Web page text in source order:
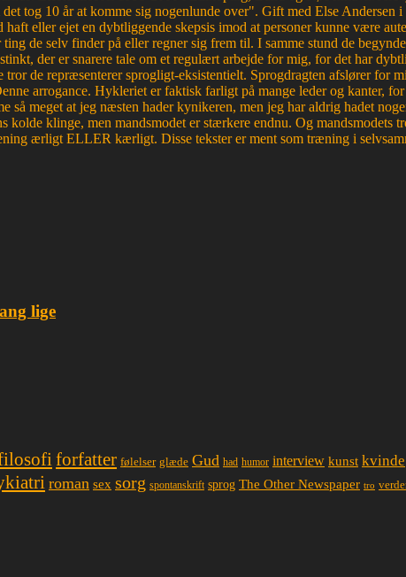
tog 10 år at komme sig nogenlunde over". Gift med Else Andersen
eller ejet en dybtliggende skepsis imod at personer kunne være
de selv finder på eller regner sig frem til. I samme stund de
der er snarere tale om et regulært arbejde for mig, for det har
de repræsenterer sprogligt-eksistentielt. Sprogdragten afslører for
arrogance. Hykleriet er faktisk farligt på mange leder og kanter,
meget at jeg næsten hader kynikeren, men jeg har aldrig hadet
kolde klinge, men mandsmodet er stærkere endnu. Og
ærligt ELLER kærligt. Disse tekster er ment som træning i
lige
forfatter følelser glæde Gud had humor interview kunst kvinde
roman sex sorg spontanskrift sprog The Other Newspaper tro